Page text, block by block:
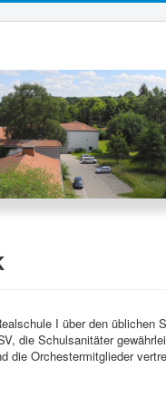
I über den üblichen
die Schulsanitäter
Orchestermitglieder